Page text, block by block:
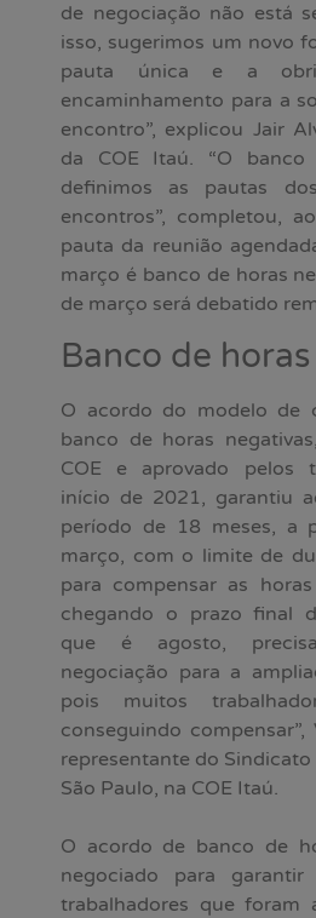
de negociação não está
isso, sugerimos um novo
pauta única e a
encaminhamento para a
encontro”, explicou Jair
da COE Itaú. “O
definimos as pautas
encontros”, completou,
pauta da reunião
março é banco de horas
de março será debatido
Banco de
O acordo do modelo de
banco de horas
COE e aprovado pelos
início de 2021, garantiu
período de 18 meses, a
março, com o limite de
para compensar as horas
chegando o prazo final
que é agosto,
negociação para a
pois muitos
conseguindo compensar”,
representante do
São Paulo, na COE Itaú.
O acordo de banco de
negociado para
trabalhadores que foram